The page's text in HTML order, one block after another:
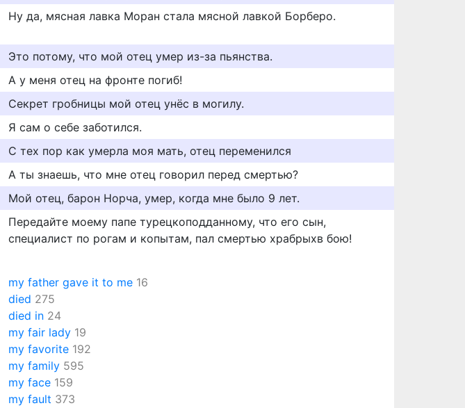
Ну да, мясная лавка Моран стала мясной лавкой Борберо.
Это потому, что мой отец умер из-за пьянства.
А у меня отец на фронте погиб!
Секрет гробницы мой отец унёс в могилу.
Я сам о себе заботился.
С тех пор как умерла моя мать, отец переменился
А ты знаешь, что мне отец говорил перед смертью?
Мой отец, барон Норча, умер, когда мне было 9 лет.
Передайте моему папе турецкоподданному, что его сын,
специалист по рогам и копытам, пал смертью храбрыхв бою!
my father gave it to me 16
died 275
died in 24
my fair lady 19
my favorite 192
my family 595
my face 159
my fault 373